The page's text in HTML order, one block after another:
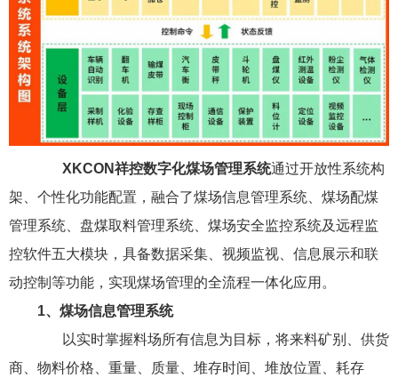
XKCON祥控数字化煤场管理系统通过开放性系统构
架、个性化功能配置，融合了煤场信息管理系统、煤场配煤
管理系统、盘煤取料管理系统、煤场安全监控系统及远程监
控软件五大模块，具备数据采集、视频监视、信息展示和联
动控制等功能，实现煤场管理的全流程一体化应用。
1、煤场信息管理系统
以实时掌握料场所有信息为目标，将来料矿别、供货
商、物料价格、重量、质量、堆存时间、堆放位置、耗存